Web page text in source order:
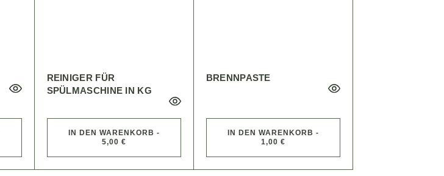
REINIGER FÜR
SPÜLMASCHINE IN KG
IN DEN WARENKORB -
5,00 €
BRENNPASTE
IN DEN WARENKORB -
1,00 €